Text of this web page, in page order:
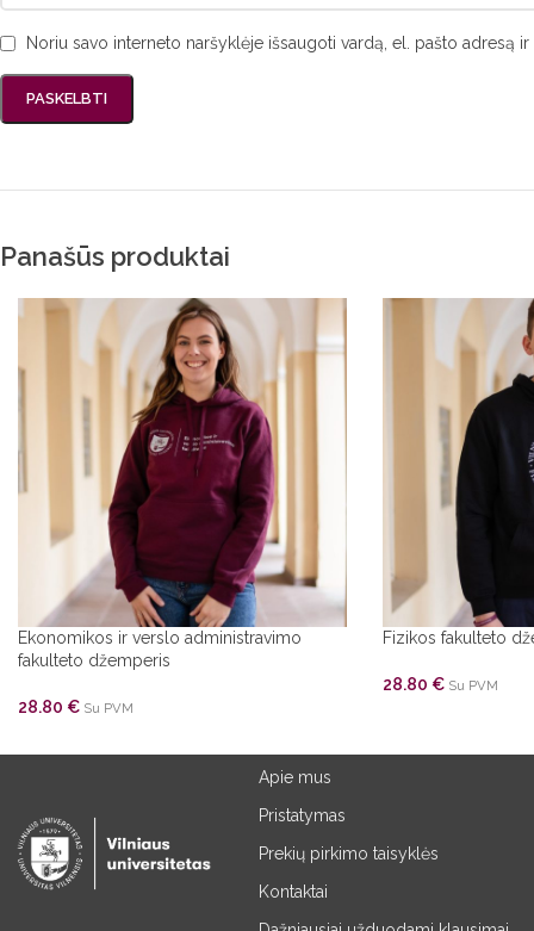
Noriu savo interneto naršyklėje išsaugoti vardą, el. pašto adresą
Panašūs produktai
Ekonomikos ir verslo administravimo
fakulteto džemperis
28.80 € Su PVM
Fizikos fakulteto
28.80 € Su PVM
Apie mus
Pristatymas
Prekių pirkimo taisyklės
Kontaktai